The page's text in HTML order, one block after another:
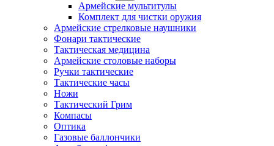
Армейские мультитулы
Комплект для чистки оружия
Армейские стрелковые наушники
Фонари тактические
Тактическая медицина
Армейские столовые наборы
Ручки тактические
Тактические часы
Ножи
Тактический Грим
Компасы
Оптика
Газовые баллончики